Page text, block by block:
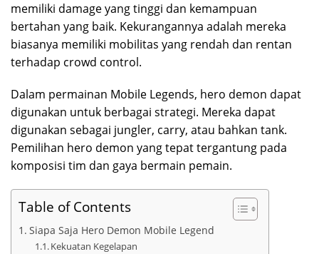
memiliki damage yang tinggi dan kemampuan
bertahan yang baik. Kekurangannya adalah mereka
biasanya memiliki mobilitas yang rendah dan rentan
terhadap crowd control.
Dalam permainan Mobile Legends, hero demon dapat
digunakan untuk berbagai strategi. Mereka dapat
digunakan sebagai jungler, carry, atau bahkan tank.
Pemilihan hero demon yang tepat tergantung pada
komposisi tim dan gaya bermain pemain.
Table of Contents
Siapa Saja Hero Demon Mobile Legend
Kekuatan Kegelapan